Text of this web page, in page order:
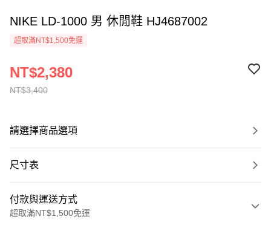
NIKE LD-1000 男 休閒鞋 HJ4687002
超取滿NT$1,500免運
NT$3,400
NT$2,380
請選擇商品選項
尺寸表
付款與運送方式
超取滿NT$1,500免運